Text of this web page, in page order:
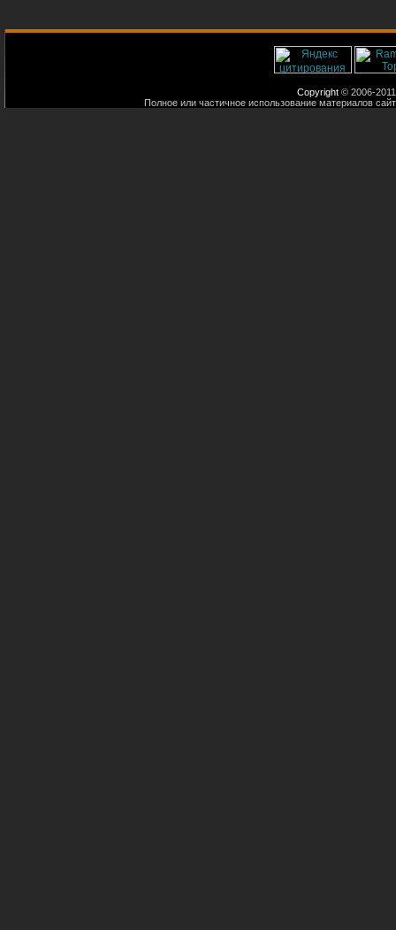
Copyright © 2006-
Полное или частичное использование материалов